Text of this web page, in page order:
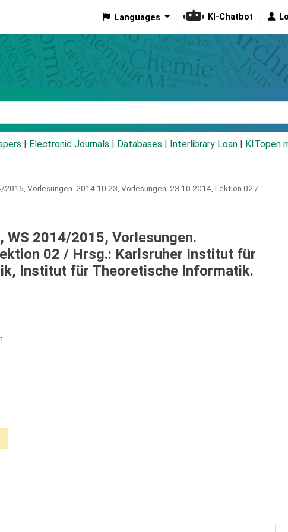
Languages KI-Chatbot
Electronic Journals Databases Interlibrary Loan KITopen
2015, Vorlesungen. 2014.10.23, Vorlesungen, 23.10.2014, Lektion 02 /
2014/2015, Vorlesungen.
02 / Hrsg.: Karlsruher Institut für
Institut für Theoretische Informatik.